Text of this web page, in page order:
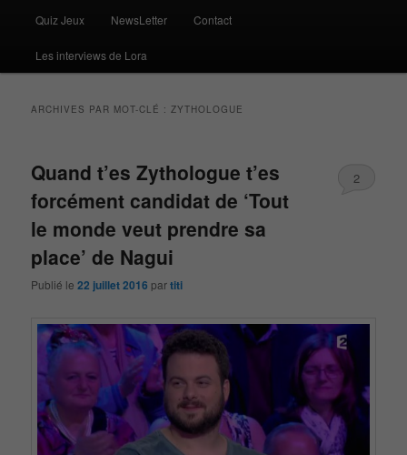
Quiz Jeux NewsLetter Contact
Les interviews de Lora
ARCHIVES PAR MOT-CLÉ :ZYTHOLOGUE
Quand t’es Zythologue t’es
forcément candidat de ‘Tout
le monde veut prendre sa
place’ de Nagui
Publié le22 juillet 2016 partiti
2